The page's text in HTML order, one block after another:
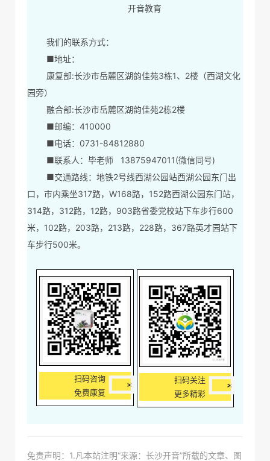
开音教育
我们的联系方式：
■地址：
康复部:长沙市岳麓区湖韵佳苑3栋1、2楼（西湖文化
园旁）
融合部:长沙市岳麓区湖韵佳苑2栋2楼
■邮编：410000
■电话：0731-84812880
■联系人：毕老师 13875947011(微信同号)
■交通路线：地铁2号线西湖公园站西湖公园东门出
口，市内乘坐317路，W168路，152路西湖公园东门站，
314路，312路，12路，903路省委党校站下车步行600
米，102路，203路，213路，228路，367路英才园站下
车步行500米。
扫码咨询
免费康复
扫码关注
更多精彩
免责声明：1.凡本站注明“来源：长沙开音”所载的文章、图